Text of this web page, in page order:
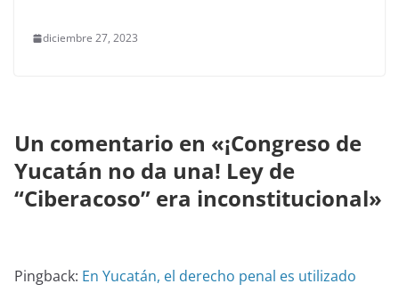
diciembre 27, 2023
Un comentario en «¡Congreso de
Yucatán no da una! Ley de
“Ciberacoso” era inconstitucional»
Pingback: En Yucatán, el derecho penal es utilizado